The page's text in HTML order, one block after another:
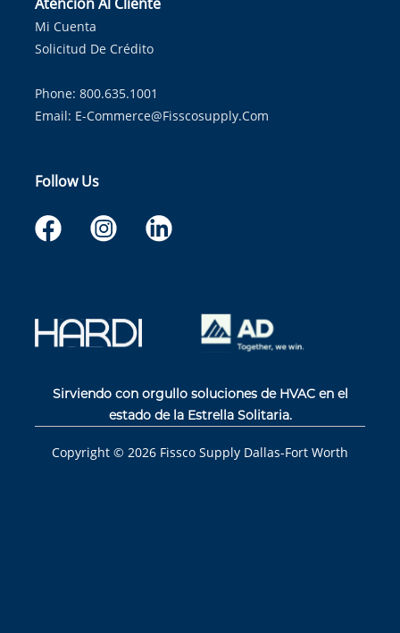
Mi Cuenta
Solicitud De Crédito
Phone: 800.635.1001
Email: E-Commerce@fisscosupply.com
Follow Us
Sirviendo con orgullo soluciones de HVAC en el
estado de la Estrella Solitaria.
Copyright © 2026 Fissco Supply Dallas-Fort Worth